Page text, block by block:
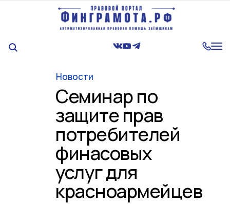
Новости
Семинар по
защите прав
потребителей
финасовых
услуг для
красноармейцев